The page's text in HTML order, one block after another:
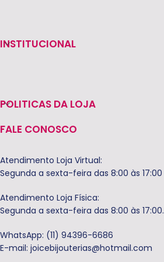
INSTITUCIONAL
POLITICAS DA LOJA
FALE CONOSCO
Atendimento Loja Virtual:
Segunda a sexta-feira das 8:00 às 17:00
Atendimento Loja Física:
Segunda a sexta-feira das 8:00 às 17:00.
WhatsApp: (11) 94396-6686
E-mail: joicebijouterias@hotmail.com